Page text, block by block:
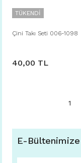
TÜKENDİ
Çini Takı Seti 006-1098
40,00 TL
1
E-Bültenimize